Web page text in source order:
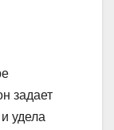
задает
удела